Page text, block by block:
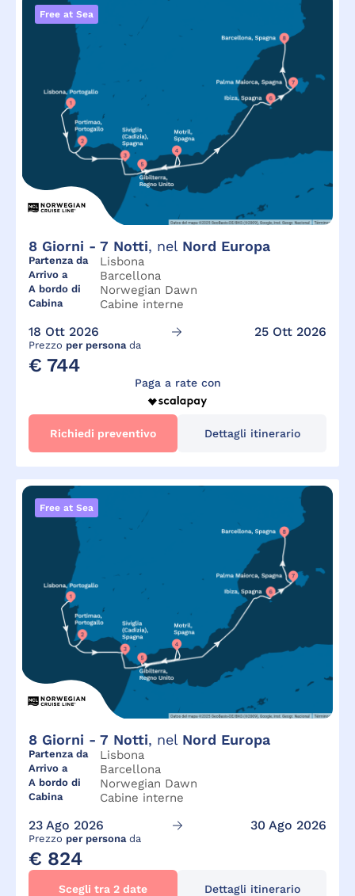
Free at Sea
8 Giorni - 7 Notti, nel Nord Europa
Partenza da Lisbona
Arrivo a Barcellona
A bordo di Norwegian Dawn
Cabina Cabine interne
18 Ott 2026 25 Ott 2026
Prezzo per personada
€ 744
Paga a rate con
Richiedi preventivo Dettagli itinerario
Free at Sea
8 Giorni - 7 Notti, nel Nord Europa
Partenza da Lisbona
Arrivo a Barcellona
A bordo di Norwegian Dawn
Cabina Cabine interne
23 Ago 2026 30 Ago 2026
Prezzo per personada
€ 824
Scegli tra 2 date Dettagli itinerario